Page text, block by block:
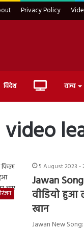
Privacy Policy
विदेश Live राज्य
5 August 2023 -
Jawan
वीडियो हुआ
खान
Jawan New Song: